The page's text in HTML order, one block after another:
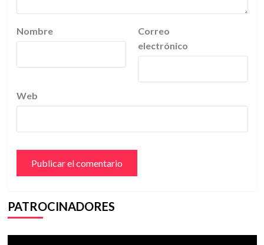
Nombre
Correo
electrónico
Web
PATROCINADORES